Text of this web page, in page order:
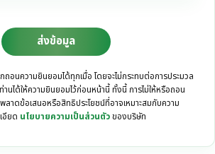
ส่งข้อมูล
ถอนความยินยอมได้ทุกเมื่อ โดยจะไม่กระทบต่อการประมวล
ได้ให้ความยินยอมไว้ก่อนหน้านี้ ทั้งนี้ การไม่ให้หรือถอน
ลาดข้อเสนอหรือสิทธิประโยชน์ที่อาจเหมาะสมกับความ
อียด นโยบายความเป็นส่วนตัวของบริษัท